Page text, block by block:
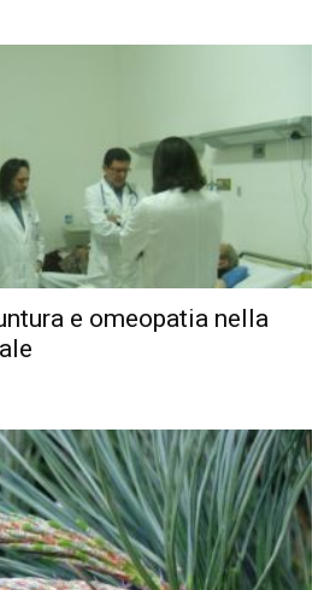
e omeopatia nella